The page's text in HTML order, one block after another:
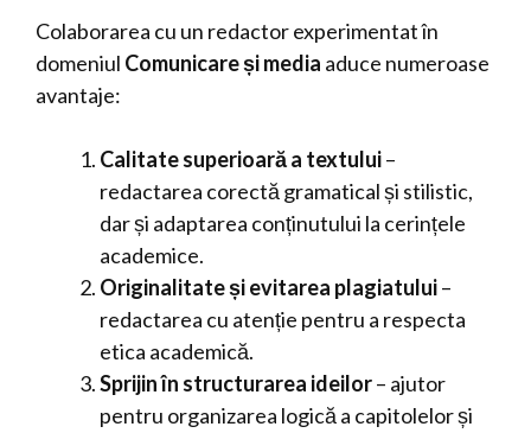
Colaborarea cu un redactor experimentat în
domeniul Comunicare și media aduce numeroase
avantaje:
Calitate superioară a textului–
redactarea corectă gramatical și stilistic,
dar și adaptarea conținutului la cerințele
academice.
Originalitate și evitarea plagiatului–
redactarea cu atenție pentru a respecta
etica academică.
Sprijin în structurarea ideilor– ajutor
pentru organizarea logică a capitolelor și